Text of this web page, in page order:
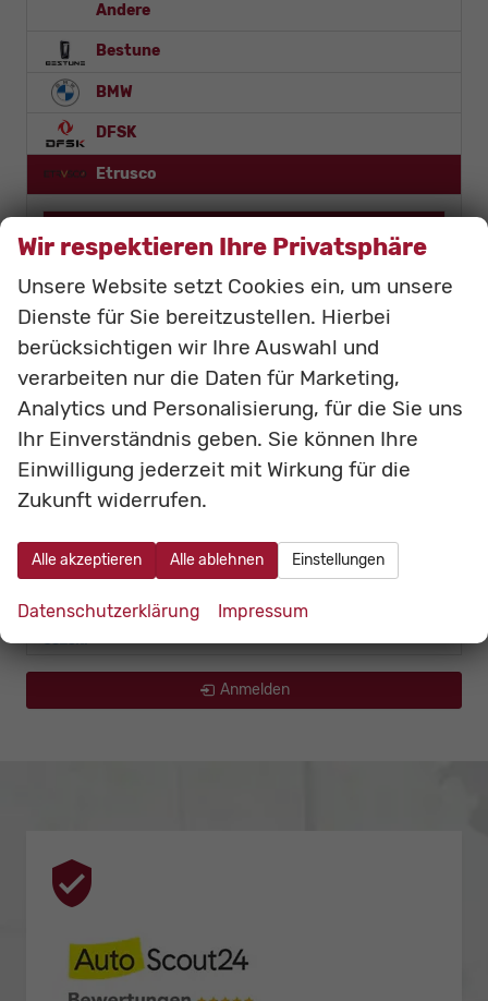
Andere
Bestune
BMW
DFSK
Etrusco
Campervan
Integriert
Teilintegriert
Van
Fiat
Foton
Linktour
LMC
Mercedes-Benz
Anmelden
Wir respektieren Ihre Privatsphäre
Unsere Website setzt Cookies ein, um unsere
Dienste für Sie bereitzustellen. Hierbei
berücksichtigen wir Ihre Auswahl und
verarbeiten nur die Daten für Marketing,
Analytics und Personalisierung, für die Sie uns
Ihr Einverständnis geben. Sie können Ihre
Einwilligung jederzeit mit Wirkung für die
Zukunft widerrufen.
Alle akzeptieren Alle ablehnen Einstellungen
Datenschutzerklärung Impressum